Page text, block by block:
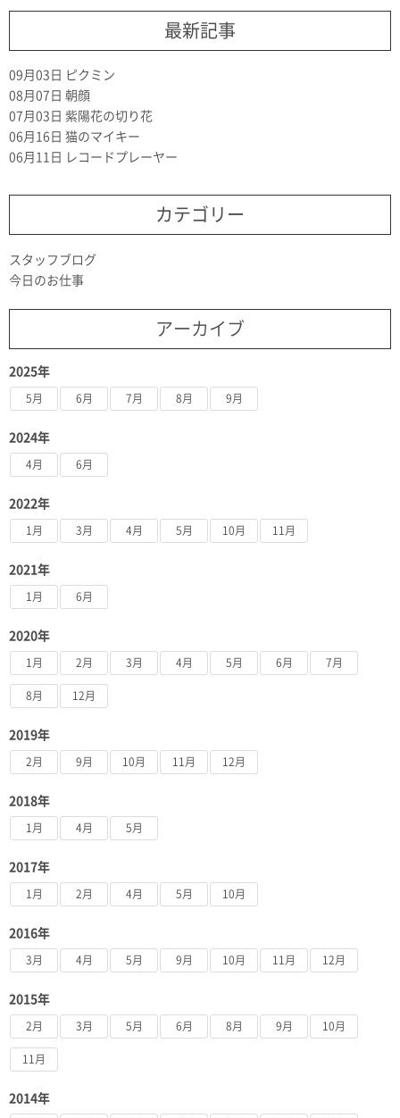
最新記事
09月03日
ピクミン
08月07日 朝顔
07月03日 紫陽花の切り花
06月16日 猫のマイキー
06月11日
レコードプレーヤー
カテゴリー
スタッフブログ
今日のお仕事
アーカイブ
2025年
5月 6月 7月 8月 9月
2024年
4月 6月
2022年
1月 3月 4月 5月 10月 11月
2021年
1月 6月
2020年
1月 2月 3月 4月 5月 6月 7月
8月 12月
2019年
2月 9月 10月 11月 12月
2018年
1月 4月 5月
2017年
1月 2月 4月 5月 10月
2016年
3月 4月 5月 9月 10月 11月 12月
2015年
2月 3月 5月 6月 8月 9月 10月
11月
2014年